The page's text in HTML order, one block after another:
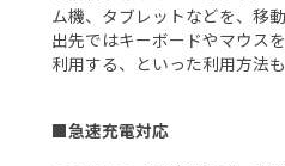
ム機、タブレットなどを、移
出先ではキーボードやマウス
利用する、といった利用方法も
■急速充電対応